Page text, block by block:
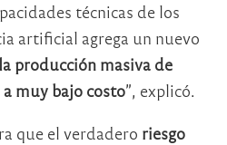
técnicas de los
artificial agrega un nuevo
producción masiva de
muy bajo costo”, explicó.
que el verdadero riesgo